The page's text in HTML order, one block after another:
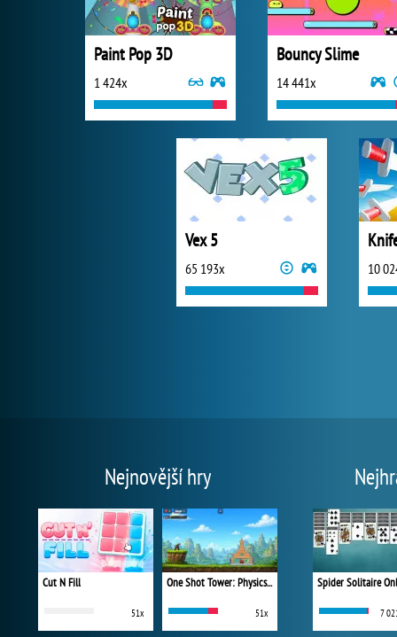
Paint Pop 3D
1 424x
Bouncy Slime
14 441x
Vex 5
65 193x 10
Nejnovější hry
Cut N Fill
51x
One Shot Tower: Physics Destroyer
51x
Spider Solitaire
7